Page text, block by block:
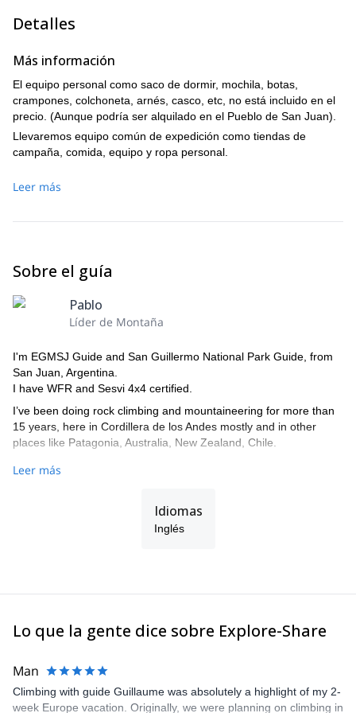
Detalles
Más información
El equipo personal como saco de dormir, mochila, botas,
crampones, colchoneta, arnés, casco, etc, no está incluido en el
precio. (Aunque podría ser alquilado en el Pueblo de San Juan).
Llevaremos equipo común de expedición como tiendas de
campaña, comida, equipo y ropa personal.
Leer más
Sobre el guía
Pablo
Líder de Montaña
I'm EGMSJ Guide and San Guillermo National Park Guide, from
San Juan, Argentina.
I have WFR and Sesvi 4x4 certified.
I’ve been doing rock climbing and mountaineering for more than
15 years, here in Cordillera de los Andes mostly and in other
places like Patagonia, Australia, New Zealand, Chile.
I love the idea of verticality and how to find the horizontality on
thinking for a new place in Cordillera de los Andes, I can show
you some beautiful places. :)
Leer más
Idiomas
Inglés
Lo que la gente dice sobre Explore-Share
Man
Climbing with guide Guillaume was absolutely a highlight of my 2-
week Europe vacation. Originally, we were planning on climbing in